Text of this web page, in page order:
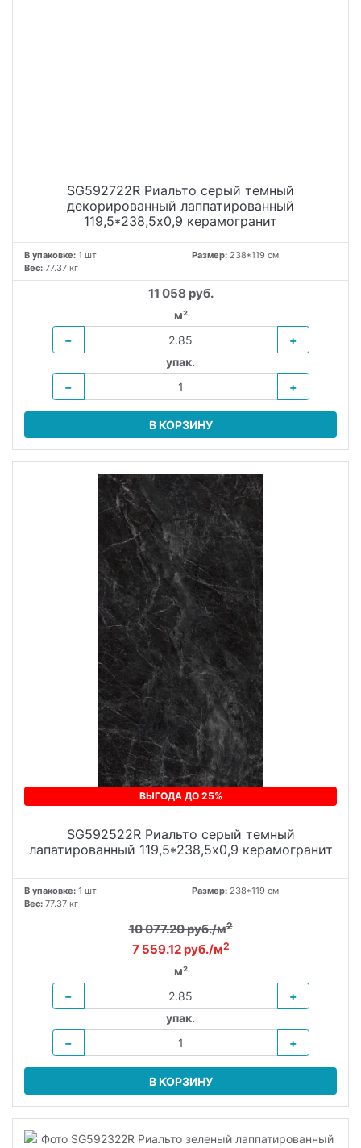
SG592722R Риальто серый темный
декорированный лаппатированный
119,5*238,5x0,9 керамогранит
В упаковке: 1 шт Размер: 238*119 см
Вес: 77.37 кг
11 058 руб.
м²
−
+
упак.
−
+
В КОРЗИНУ
ВЫГОДА ДО 25%
SG592522R Риальто серый темный
лапатированный 119,5*238,5x0,9 керамогранит
В упаковке: 1 шт Размер: 238*119 см
Вес: 77.37 кг
10 077.20 руб./м2
7 559.12 руб./м2
м²
−
+
упак.
−
+
В КОРЗИНУ